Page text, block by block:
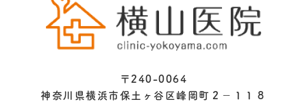
〒240-0064
神奈川県横浜市保土ヶ谷区峰岡町２−１１８